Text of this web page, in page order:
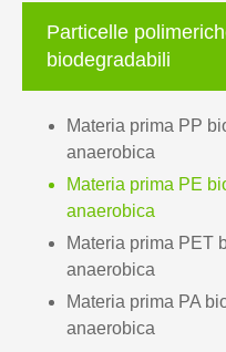
Particelle
biodegradabili
Materia prima PP
anaerobica
Materia prima PE
anaerobica
Materia prima PET
anaerobica
Materia prima PA
anaerobica